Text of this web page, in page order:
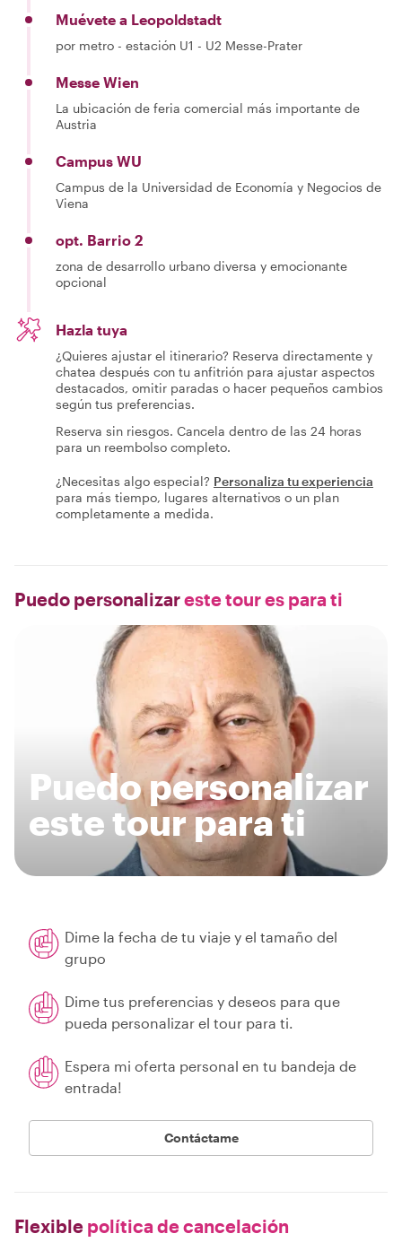
Muévete a Leopoldstadt
por metro - estación U1 - U2 Messe-Prater
Messe Wien
La ubicación de feria comercial más importante de
Austria
Campus WU
Campus de la Universidad de Economía y Negocios de
Viena
opt. Barrio 2
zona de desarrollo urbano diversa y emocionante
opcional
Hazla tuya
¿Quieres ajustar el itinerario? Reserva directamente y
chatea después con tu anfitrión para ajustar aspectos
destacados, omitir paradas o hacer pequeños cambios
según tus preferencias.
Reserva sin riesgos. Cancela dentro de las 24 horas
para un reembolso completo.
¿Necesitas algo especial? Personaliza tu experiencia
para más tiempo, lugares alternativos o un plan
completamente a medida.
Puedo personalizareste tour es para ti
Puedo personalizar
este tour para ti
Dime la fecha de tu viaje y el tamaño del
grupo
Dime tus preferencias y deseos para que
pueda personalizar el tour para ti.
Espera mi oferta personal en tu bandeja de
entrada!
Contáctame
Flexible política de cancelación